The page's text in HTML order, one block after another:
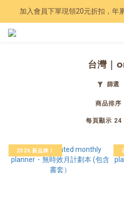
Have a nice trip 🧳
加入會員下單現領20元折扣，年
台灣｜
篩選
商品排序
每頁顯示 24
2026 新品牌！